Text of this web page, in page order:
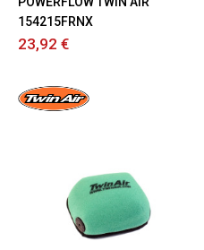
154215FRNX
23,92 €